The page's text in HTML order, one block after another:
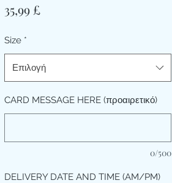
35,99 £Τιμή
Size *
Επιλογή
CARD MESSAGE HERE (προαιρετικό)
0/500
DELIVERY DATE AND TIME (AM/PM)